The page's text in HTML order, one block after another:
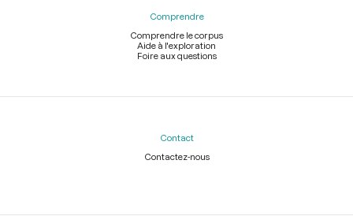
Comprendre
Comprendre le corpus
Aide à l'exploration
Foire aux questions
Contact
Contactez-nous